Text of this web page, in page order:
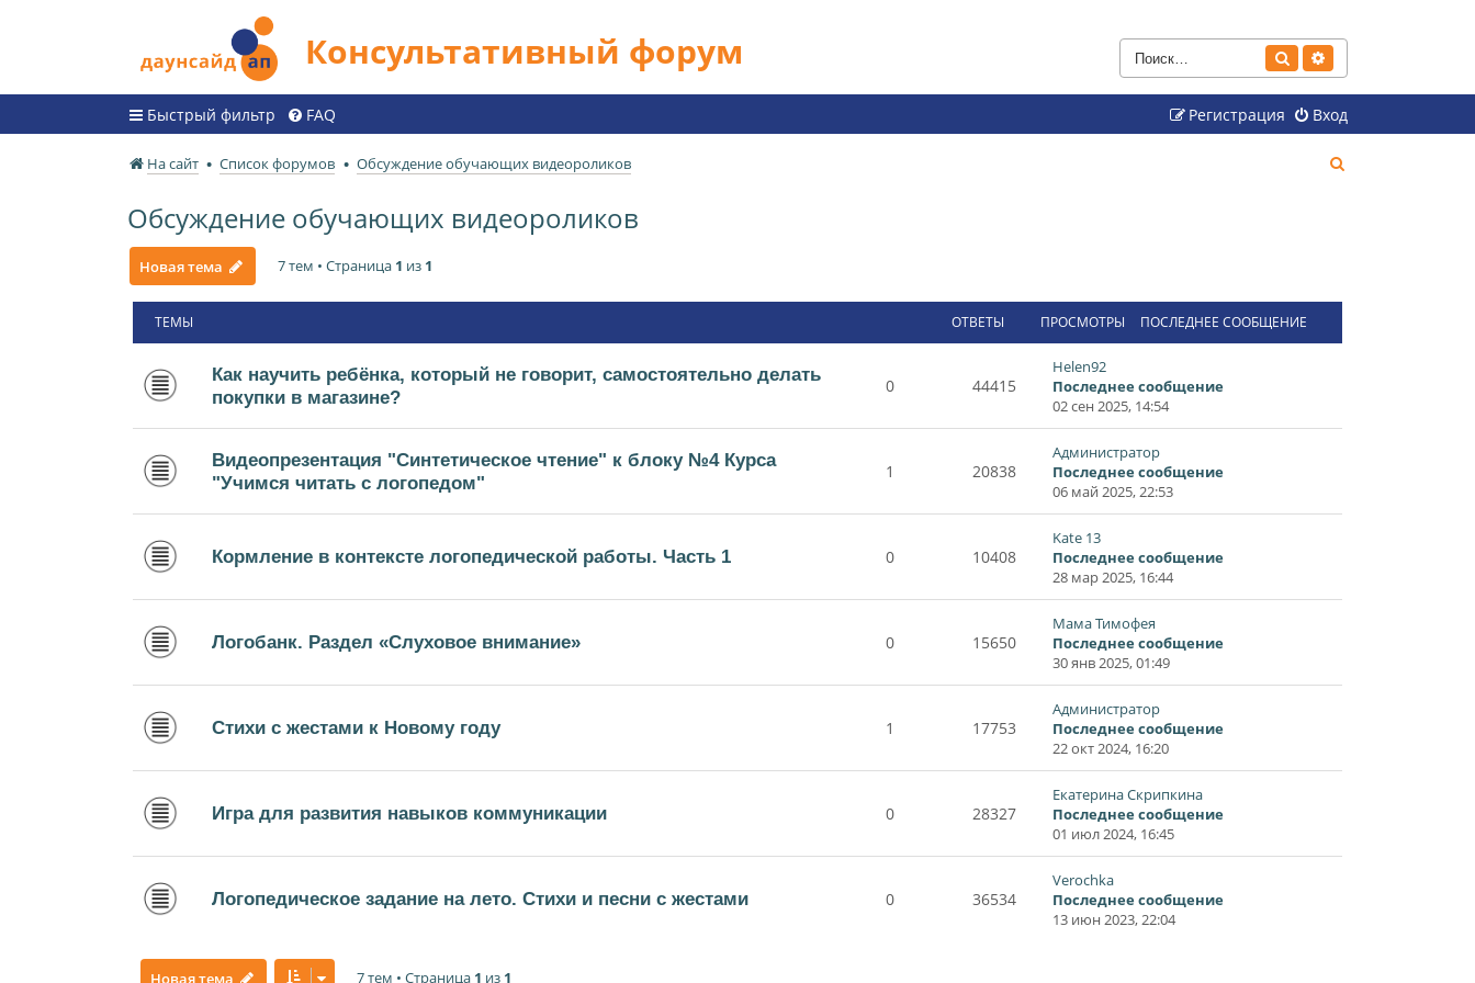
Консультативный форум Поиск
Быстрый фильтр FAQ Вход
Регистрация
На сайт Список форумов Обсуждение обучающих видеороликов
Обсуждение обучающих видеороликов
Новая тема 7 тем • Страница 1 из 1
ТЕМЫ ОТВЕТЫ ПРОСМОТРЫ ПОСЛЕДНЕЕ СООБЩЕНИЕ
Как научить ребёнка, который не говорит, самостоятельно делать
покупки в магазине?
0 44415
Helen92
Последнее сообщение
02 сен 2025, 14:54
Видеопрезентация "Синтетическое чтение" к блоку №4 Курса
"Учимся читать с логопедом"
1 20838
Администратор
Последнее сообщение
06 май 2025, 22:53
Кормление в контексте логопедической работы. Часть 1 0 10408
Kate 13
Последнее сообщение
28 мар 2025, 16:44
Логобанк. Раздел «Слуховое внимание» 0 15650
Мама Тимофея
Последнее сообщение
30 янв 2025, 01:49
Стихи с жестами к Новому году 1 17753
Администратор
Последнее сообщение
22 окт 2024, 16:20
Игра для развития навыков коммуникации 0 28327
Екатерина Скрипкина
Последнее сообщение
01 июл 2024, 16:45
Логопедическое задание на лето. Стихи и песни с жестами 0 36534
Verochka
Последнее сообщение
13 июн 2023, 22:04
Новая тема 7 тем • Страница 1 из 1